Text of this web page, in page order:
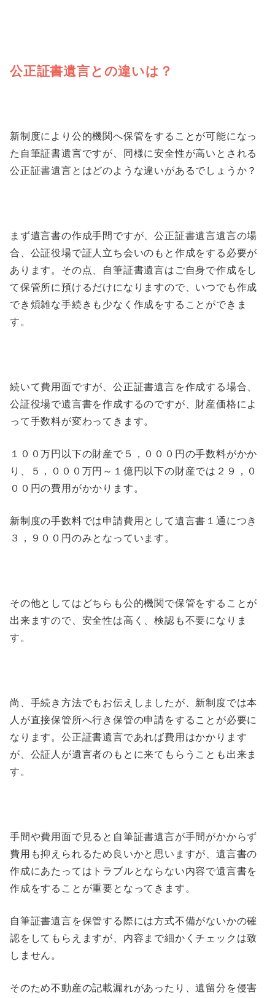
公正証書遺言との違いは？
新制度により公的機関へ保管をすることが可能になっ
た自筆証書遺言ですが、同様に安全性が高いとされる
公正証書遺言とはどのような違いがあるでしょうか？
まず遺言書の作成手間ですが、公正証書遺言遺言の場
合、公証役場で証人立ち会いのもと作成をする必要が
あります。その点、自筆証書遺言はご自身で作成をし
て保管所に預けるだけになりますので、いつでも作成
でき煩雑な手続きも少なく作成をすることができま
す。
続いて費用面ですが、公正証書遺言を作成する場合、
公証役場で遺言書を作成するのですが、財産価格によ
って手数料が変わってきます。
１００万円以下の財産で５，０００円の手数料がかか
り、５，０００万円～１億円以下の財産では２９，０
００円の費用がかかります。
新制度の手数料では申請費用として遺言書１通につき
３，９００円のみとなっています。
その他としてはどちらも公的機関で保管をすることが
出来ますので、安全性は高く、検認も不要になりま
す。
尚、手続き方法でもお伝えしましたが、新制度では本
人が直接保管所へ行き保管の申請をすることが必要に
なります。公正証書遺言であれば費用はかかります
が、公証人が遺言者のもとに来てもらうことも出来ま
す。
手間や費用面で見ると自筆証書遺言が手間がかからず
費用も抑えられるため良いかと思いますが、遺言書の
作成にあたってはトラブルとならない内容で遺言書を
作成をすることが重要となってきます。
自筆証書遺言を保管する際には方式不備がないかの確
認をしてもらえますが、内容まで細かくチェックは致
しません。
そのため不動産の記載漏れがあったり、遺留分を侵害